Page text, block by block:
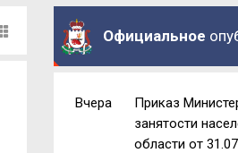
Официальное
Вчера
Приказ
занятости
области от